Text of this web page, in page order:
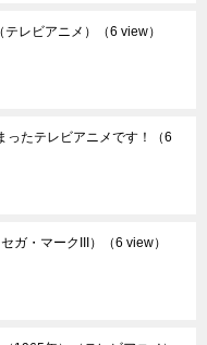
レビアニメ） （6 view）
たテレビアニメです！
（6
ガ・マークIII） （6 view）